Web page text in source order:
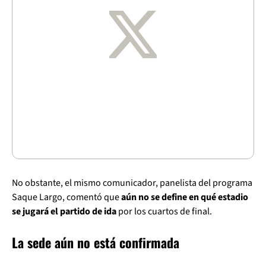
No obstante, el mismo comunicador, panelista del programa
Saque Largo, comentó queaún no se define en qué estadio
se jugará el partido de idapor los cuartos de final.
La sede aún no está confirmada